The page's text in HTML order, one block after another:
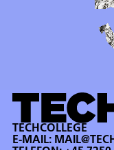
TECHCOLLEGE
E-MAIL: